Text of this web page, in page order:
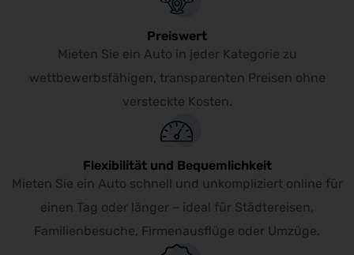
Preiswert
Mieten Sie ein Auto in jeder Kategorie zu
wettbewerbsfähigen, transparenten Preisen ohne
versteckte Kosten.
Flexibilität und Bequemlichkeit
Mieten Sie ein Auto schnell und unkompliziert online für
einen Tag oder länger – ideal für Städtereisen,
Familienbesuche, Firmenausflüge oder Umzüge.